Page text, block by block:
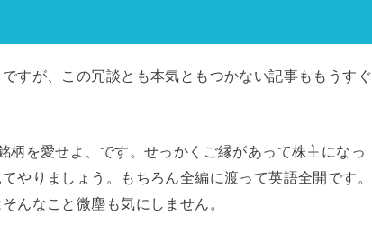
すが、この冗談とも本気ともつかない記事ももうすぐ
柄を愛せよ、です。せっかくご縁があって株主になっ
やりましょう。もちろん全編に渡って英語全開です。
んなこと微塵も気にしません。